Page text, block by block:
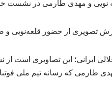
نویی و مهدی طارمی در نشست
ایرانی؛ این تصاویری است از
طارمی که رسانه تیم ملی فوتبال